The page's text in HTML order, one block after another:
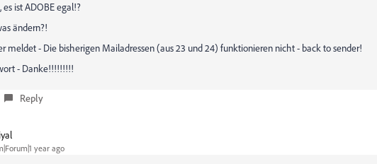
ist ADOBE egal!?
ändern?!
meldet - Die bisherigen Mailadressen (aus 23 und 24) funktionieren nicht - back to sender!
- Danke!!!!!!!!!
Reply
year ago